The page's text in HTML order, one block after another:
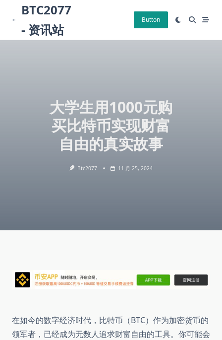
content
BTC2077
- 资讯站
Button
大学生用1000元购
买比特币实现财富
自由的真实故事
Btc2077 11 月 25, 2024
在如今的数字经济时代，比特币（BTC）作为加密货币的
领军者，已经成为无数人追求财富自由的工具。你可能会